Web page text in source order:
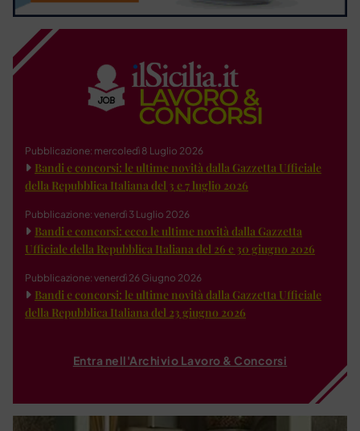
Pubblicazione: mercoledì 8 Luglio 2026
Bandi e concorsi: le ultime novità dalla Gazzetta Ufficiale
della Repubblica Italiana del 3 e 7 luglio 2026
Pubblicazione: venerdì 3 Luglio 2026
Bandi e concorsi: ecco le ultime novità dalla Gazzetta
Ufficiale della Repubblica Italiana del 26 e 30 giugno 2026
Pubblicazione: venerdì 26 Giugno 2026
Bandi e concorsi: le ultime novità dalla Gazzetta Ufficiale
della Repubblica Italiana del 23 giugno 2026
Entra nell'Archivio Lavoro & Concorsi